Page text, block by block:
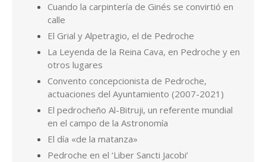
Cuando la carpintería de Ginés se convirtió en
calle
El Grial y Alpetragio, el de Pedroche
La Leyenda de la Reina Cava, en Pedroche y en
otros lugares
Convento concepcionista de Pedroche,
actuaciones del Ayuntamiento (2007-2021)
El pedrocheño Al-Bitruji, un referente mundial
en el campo de la Astronomía
El día «de la matanza»
Pedroche en el ‘Liber Sancti Jacobi’